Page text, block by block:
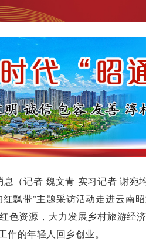
（记者 魏文青 实习记者 谢宛
飘带”主题采访活动走进云南
色资源，大力发展乡村旅游经
的年轻人回乡创业。